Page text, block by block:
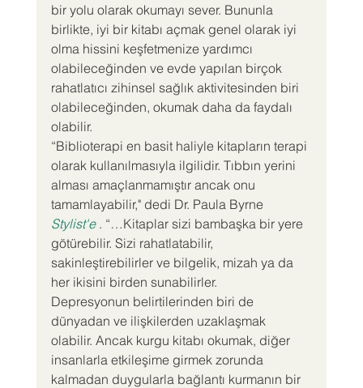
bir yolu olarak okumayı sever. Bununla
birlikte, iyi bir kitabı açmak genel olarak iyi
olma hissini keşfetmenize yardımcı
olabileceğinden ve evde yapılan birçok
rahatlatıcı zihinsel sağlık aktivitesinden biri
olabileceğinden, okumak daha da faydalı
olabilir.
“Biblioterapi en basit haliyle kitapların terapi
olarak kullanılmasıyla ilgilidir. Tıbbın yerini
alması amaçlanmamıştır ancak onu
tamamlayabilir," dedi Dr. Paula Byrne
Stylist'e . “…Kitaplar sizi bambaşka bir yere
götürebilir. Sizi rahatlatabilir,
sakinleştirebilirler ve bilgelik, mizah ya da
her ikisini birden sunabilirler.
Depresyonun belirtilerinden biri de
dünyadan ve ilişkilerden uzaklaşmak
olabilir. Ancak kurgu kitabı okumak, diğer
insanlarla etkileşime girmek zorunda
kalmadan duygularla bağlantı kurmanın bir